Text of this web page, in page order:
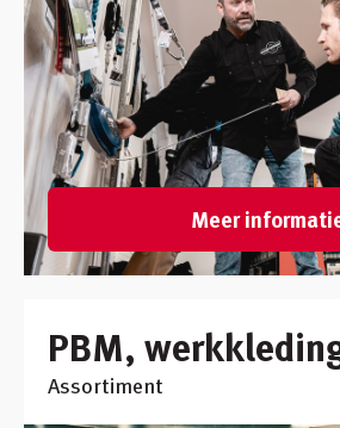
Meer
PBM,
Assortiment